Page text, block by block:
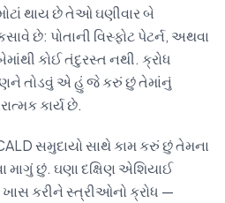
થાય છે તેઓ ઘણીવાર બે
છે: પોતાની વિસ્ફોટ પેટર્ન, અથવા
કોઈ તંદુરસ્ત નથી. ક્રોધ
તોડવું એ હું જે કરું છું તેમાંનું
કાર્ય છે.
સમુદાયો સાથે કામ કરું છું તેમના
છું. ઘણા દક્ષિણ એશિયાઈ
ખાસ કરીને સ્ત્રીઓનો ક્રોધ —